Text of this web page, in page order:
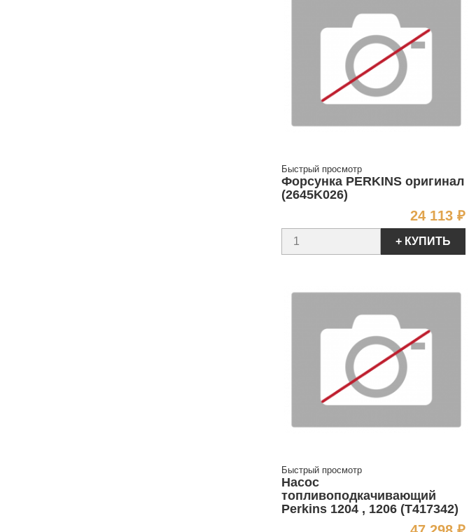
Быстрый просмотр
Форсунка PERKINS оригинал
(2645K026)
24 113 ₽
+ КУПИТЬ
Быстрый просмотр
Насос
топливоподкачивающий
Perkins 1204 , 1206 (T417342)